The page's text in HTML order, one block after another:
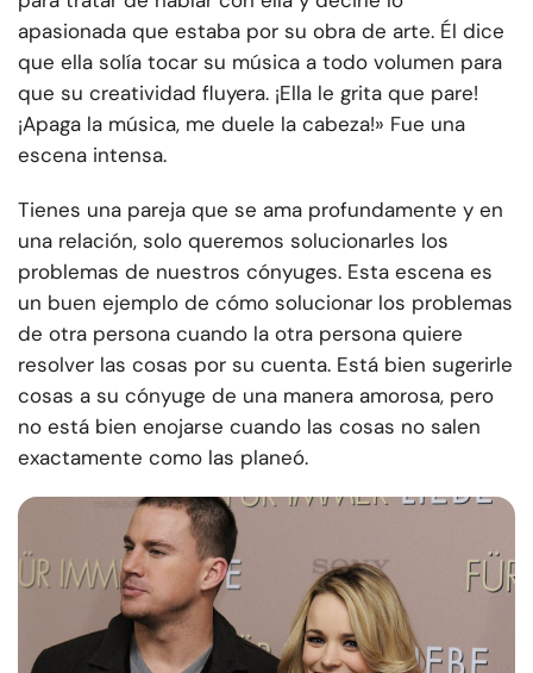
apasionada que estaba por su obra de arte. Él dice
que ella solía tocar su música a todo volumen para
que su creatividad fluyera. ¡Ella le grita que pare!
¡Apaga la música, me duele la cabeza!» Fue una
escena intensa.
Tienes una pareja que se ama profundamente y en
una relación, solo queremos solucionarles los
problemas de nuestros cónyuges. Esta escena es
un buen ejemplo de cómo solucionar los problemas
de otra persona cuando la otra persona quiere
resolver las cosas por su cuenta. Está bien sugerirle
cosas a su cónyuge de una manera amorosa, pero
no está bien enojarse cuando las cosas no salen
exactamente como las planeó.